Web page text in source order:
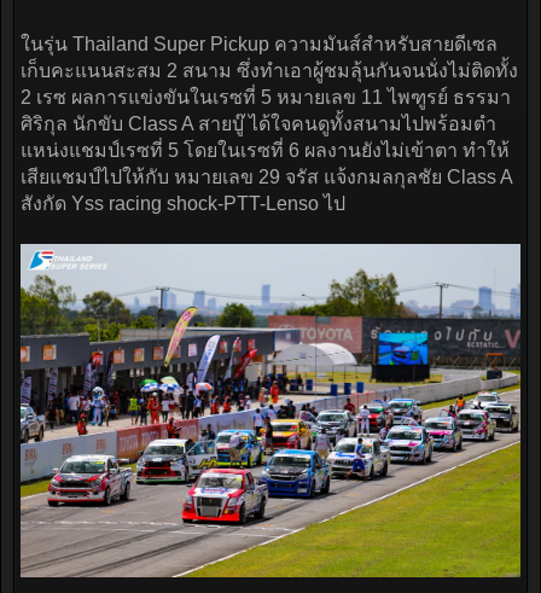
ในรุ่น Thailand Super Pickup ความมันส์สำหรับสายดีเซล
เก็บคะแนนสะสม 2 สนาม ซึ่งทำเอาผู้ชมลุ้นกันจนนั่งไม่ติดทั้ง
2 เรซ ผลการแข่งขันในเรซที่ 5 หมายเลข 11 ไพฑูรย์ ธรรมา
ศิริกุล นักขับ Class A สายบู๊ ได้ใจคนดูทั้งสนามไปพร้อมตำ
แหน่งแชมป์เรซที่ 5 โดยในเรซที่ 6 ผลงานยังไม่เข้าตา ทำให้
เสียแชมป์ไปให้กับ หมายเลข 29 จรัส แจ้งกมลกุลชัย Class A
สังกัด Yss racing shock-PTT-Lenso ไป